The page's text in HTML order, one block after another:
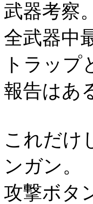
武器考察
全武器中
トラップ
報告はあ
これだけ
ンガン。
攻撃ボタ